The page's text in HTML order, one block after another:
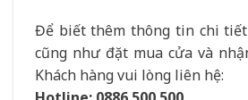
Để biết thêm thông tin chi tiết
cũng như đặt mua cửa và
Khách hàng vui lòng liên hệ: